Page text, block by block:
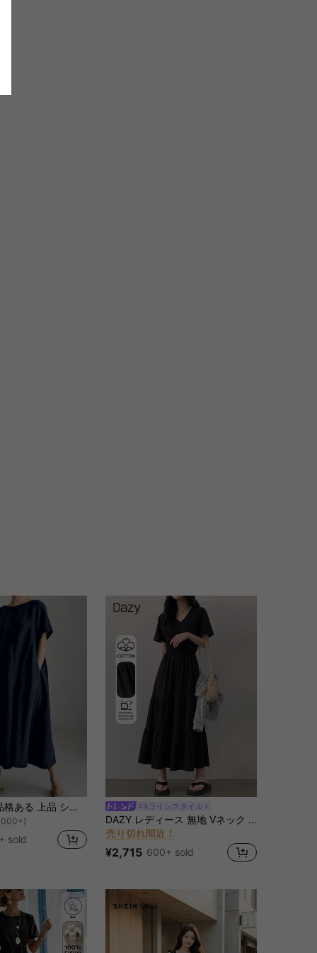
女性用 春/夏 品格ある 上品 シンプル ルーズ 快適 リネンワンピース、半袖 ポケット ラウンドネック 無地 リネンワンピース
に 祝日を マキシドレス
に 祝日を マキシドレス
sold
#Aラインスタイル
DAZY レディース 無地 Vネック 半袖 カジュアルワンピース レディース サマードレス
#7 ベストセラー
売り切れ間近！
#7 ベストセラー
売り切れ間近！
#7 ベストセラー
売り切れ間近！
#7 ベストセラー に レイヤード/ティアード 女性のドレス
¥2,715 600+ sold